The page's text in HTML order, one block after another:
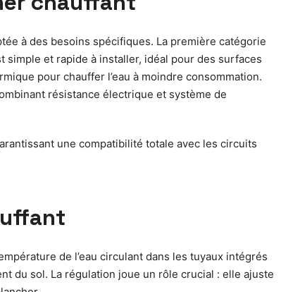
à des besoins spécifiques. La première catégorie
et rapide à installer, idéal pour des surfaces
pour chauffer l’eau à moindre consommation.
résistance électrique et système de
une compatibilité totale avec les circuits
de l’eau circulant dans les tuyaux intégrés
du sol. La régulation joue un rôle crucial : elle ajuste